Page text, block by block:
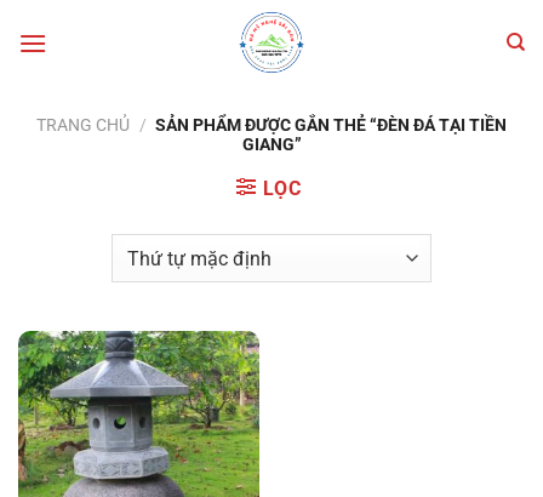
qua
TRANG CHỦ / SẢN PHẨM ĐƯỢC GẮN THẺ “ĐÈN ĐÁ TẠI TIỀN
GIANG”
LỌC